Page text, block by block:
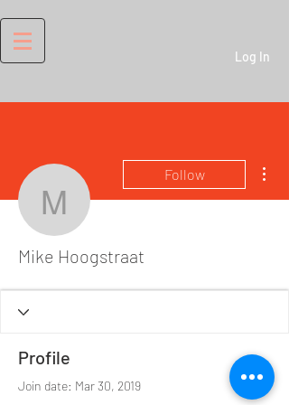
Log In
Mike Hoogstraat
Follow
Mike Hoogstraat
Profile
Join date: Mar 30, 2019